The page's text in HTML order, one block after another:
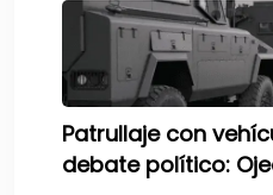
Patrullaje con
debate político: